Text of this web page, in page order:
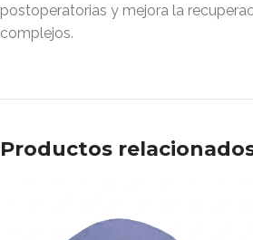
postoperatorias y mejora la
complejos.
Productos